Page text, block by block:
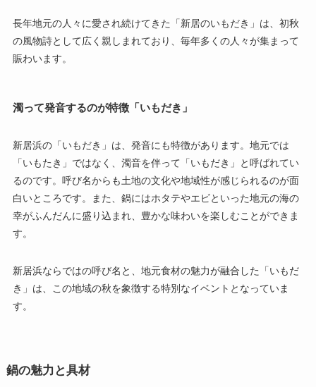
長年地元の人々に愛され続けてきた「新居のいもだき」は、初秋
の風物詩として広く親しまれており、毎年多くの人々が集まって
賑わいます。
濁って発音するのが特徴「いもだき」
新居浜の「いもだき」は、発音にも特徴があります。地元では
「いもたき」ではなく、濁音を伴って「いもだき」と呼ばれてい
るのです。呼び名からも土地の文化や地域性が感じられるのが面
白いところです。また、鍋にはホタテやエビといった地元の海の
幸がふんだんに盛り込まれ、豊かな味わいを楽しむことができま
す。
新居浜ならではの呼び名と、地元食材の魅力が融合した「いもだ
き」は、この地域の秋を象徴する特別なイベントとなっていま
す。
鍋の魅力と具材